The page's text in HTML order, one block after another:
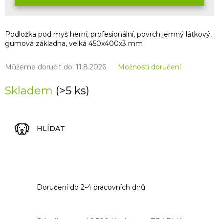
Skladem (>5 ks)
Můžeme doručit do: 11.8.2026 Možnosti doručení
Podložka pod myš herní, profesionální, povrch jemný látkový,
gumová základna, velká 450x400x3 mm
HLÍDAT
Doručení do 2-4 pracovních dnů